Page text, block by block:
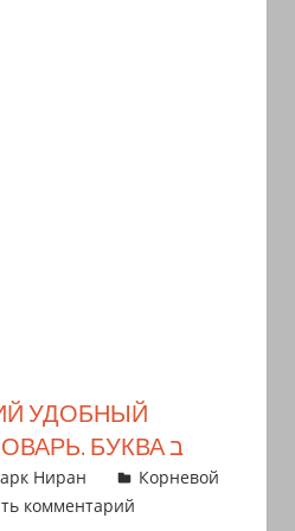
УДОБНЫЙ
(КОРНЕВОЙ) СЛОВАРЬ. БУКВА ב
Ниран
Корневой
комментарий